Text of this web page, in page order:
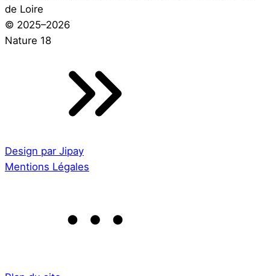
de Loire
© 2025–2026
Nature 18
Design par Jipay
Mentions Légales